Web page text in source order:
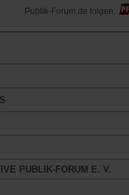
Publik-Forum.de folgen:
PUBLIK-FORUM E. V.